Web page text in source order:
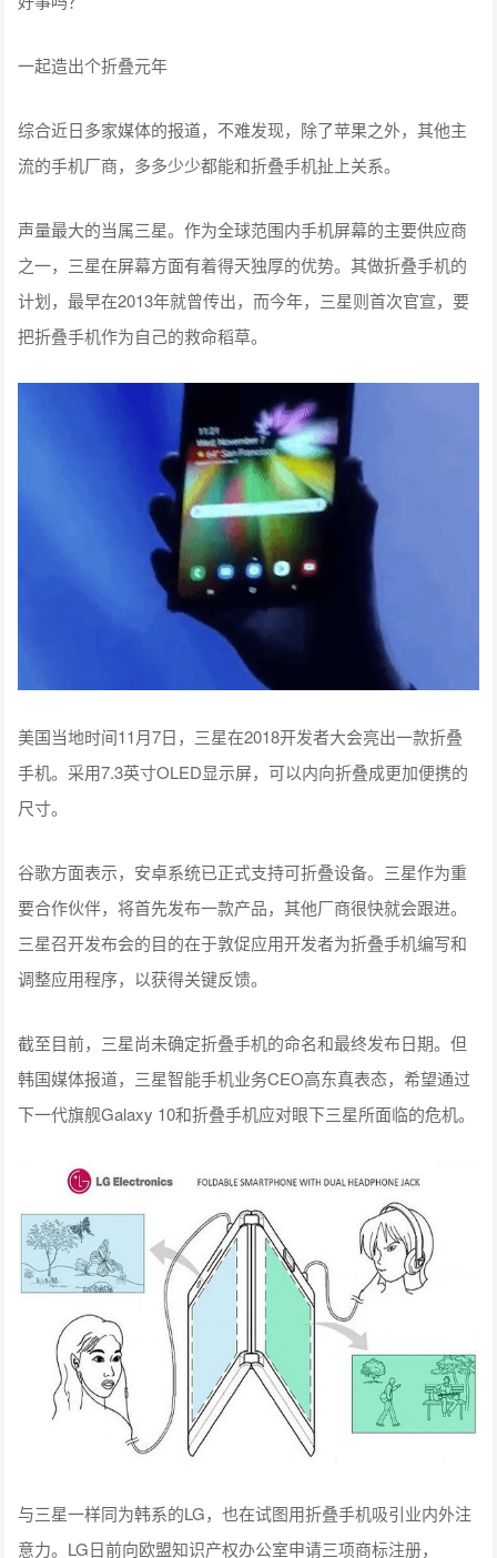
一起造出个折叠元年
综合近日多家媒体的报道，不难发现，除了苹果之外，其他主
流的手机厂商，多多少少都能和折叠手机扯上关系。
声量最大的当属三星。作为全球范围内手机屏幕的主要供应商
之一，三星在屏幕方面有着得天独厚的优势。其做折叠手机的
计划，最早在2013年就曾传出，而今年，三星则首次官宣，要
把折叠手机作为自己的救命稻草。
美国当地时间11月7日，三星在2018开发者大会亮出一款折叠
手机。采用7.3英寸OLED显示屏，可以内向折叠成更加便携的
尺寸。
谷歌方面表示，安卓系统已正式支持可折叠设备。三星作为重
要合作伙伴，将首先发布一款产品，其他厂商很快就会跟进。
三星召开发布会的目的在于敦促应用开发者为折叠手机编写和
调整应用程序，以获得关键反馈。
截至目前，三星尚未确定折叠手机的命名和最终发布日期。但
韩国媒体报道，三星智能手机业务CEO高东真表态，希望通过
下一代旗舰Galaxy 10和折叠手机应对眼下三星所面临的危机。
与三星一样同为韩系的LG，也在试图用折叠手机吸引业内外注
意力。LG日前向欧盟知识产权办公室申请三项商标注册，